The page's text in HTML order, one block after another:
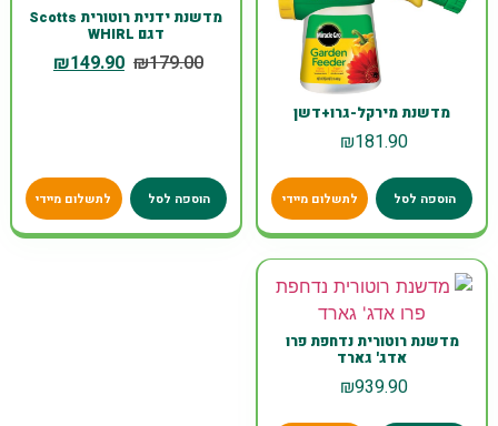
מדשנת מירקל-גרו+דשן
₪181.90
הוספה לסל לתשלום מיידי
מדשנת ידנית רוטורית Scotts
דגם WHIRL
₪179.00
₪149.90
הוספה לסל לתשלום מיידי
מדשנת רוטורית נדחפת פרו
אדג' גארד
₪939.90